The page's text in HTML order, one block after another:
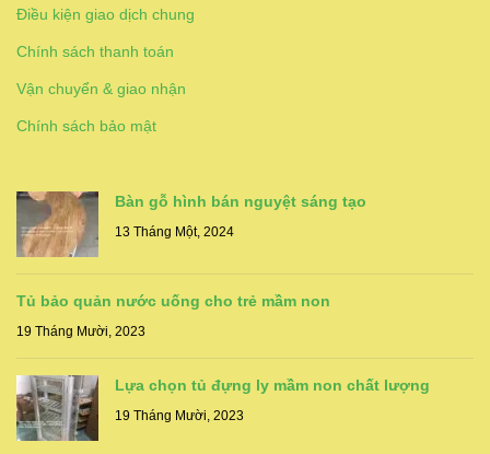
Điều kiện giao dịch chung
Chính sách thanh toán
Vận chuyển & giao nhận
Chính sách bảo mật
Bàn gỗ hình bán nguyệt sáng tạo
13 Tháng Một, 2024
Tủ bảo quản nước uống cho trẻ mầm non
19 Tháng Mười, 2023
Lựa chọn tủ đựng ly mầm non chất lượng
19 Tháng Mười, 2023